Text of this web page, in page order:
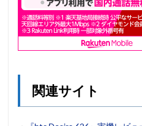
関連サイト